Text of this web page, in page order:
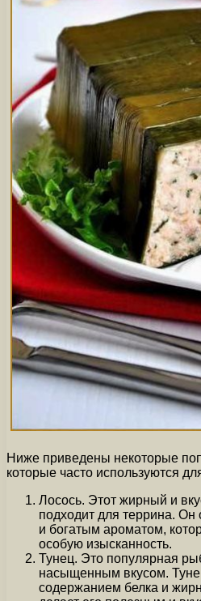
Ниже приведены некоторые
которые часто используются
Лосось. Этот жирный и
подходит для террина.
и богатым ароматом,
особую изысканность.
Тунец. Это популярная
насыщенным вкусом.
содержанием белка и